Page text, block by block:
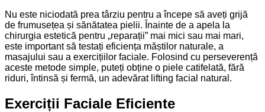
Nu este niciodată prea târziu pentru a începe să aveți grijă
de frumusețea și sănătatea pielii. Înainte de a apela la
chirurgia estetică pentru „reparații” mai mici sau mai mari,
este important să testați eficiența măștilor naturale, a
masajului sau a exercițiilor faciale. Folosind cu perseverență
aceste metode simple, puteți obține o piele catifelată, fără
riduri, întinsă și fermă, un adevărat lifting facial natural.
Exerciții Faciale Eficiente